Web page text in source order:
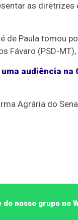
as
de Paula tomou
Fávaro (PSD-
audiência na
Agrária do
nosso grupo no